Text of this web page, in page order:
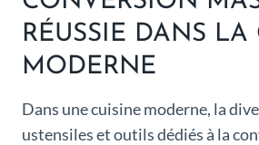
RÉUSSIE DANS LA
MODERNE
Dans une cuisine moderne, la
ustensiles et outils dédiés à la